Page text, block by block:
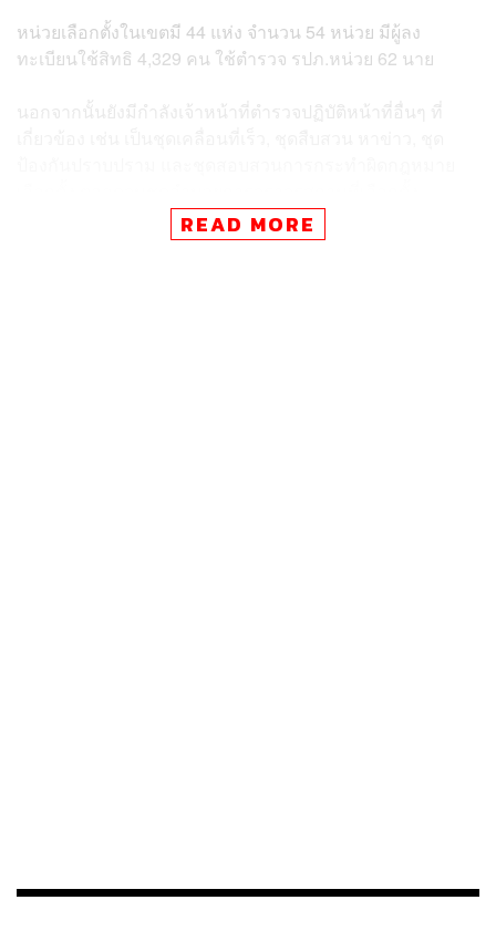
หน่วยเลือกตั้งในเขตมี 44 แห่ง จำนวน 54 หน่วย มีผู้ลง
ทะเบียนใช้สิทธิ 4,329 คน ใช้ตำรวจ รปภ.หน่วย 62 นาย
นอกจากนั้นยังมีกำลังเจ้าหน้าที่ตำรวจปฏิบัติหน้าที่อื่นๆ ที่
เป็นต้น รวมใช้กำลังพลตำรวจดูแลการเลือกตั้งล่วงหน้า
จำนวนทั้งสิ้น 2,997 นาย
READ MORE